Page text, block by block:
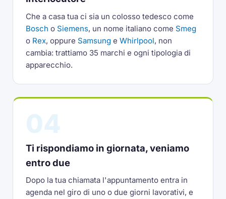
Che a casa tua ci sia un colosso tedesco come
Bosch o Siemens, un nome italiano come Smeg
o Rex, oppure Samsung eWhirlpool, non
cambia: trattiamo 35 marchi e ogni tipologia di
apparecchio.
Ti rispondiamo in giornata, veniamo
entro due
Dopo la tua chiamata l'appuntamento entra in
agenda nel giro di uno o due giorni lavorativi, e